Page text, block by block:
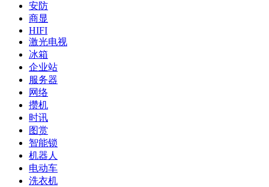
安防
商显
HIFI
激光电视
冰箱
企业站
服务器
网络
攒机
时讯
图赏
智能锁
机器人
电动车
洗衣机